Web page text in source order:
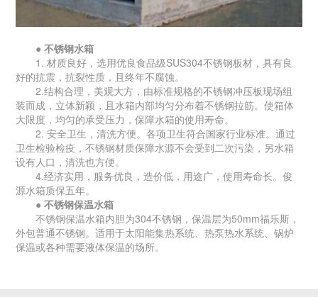
● 不锈钢水箱
1. 材质良好，选用优良食品级SUS304不锈钢板材，具有良
好的抗震，抗裂性质，且终年不腐蚀。
2.结构合理，美观大方，由标准规格的不锈钢冲压板现场组
装而成，立体新颖，且水箱内部均匀分布着不锈钢拉筋。使箱体
大限度，均匀的承受压力，保障水箱的使用寿命。
2. 安全卫生，清洗方便。各项卫生符合国家行业标准。通过
卫生检验检疫，不锈钢材质保障水源不会受到二次污染，另水箱
设有人口，清洗也方便。
4.经济实用，服务优良，造价低，用途广，使用寿命长。俊
源水箱质保五年。
● 不锈钢保温水箱
不锈钢保温水箱内胆为304不锈钢，保温层为50mm福乐斯，
外包普通不锈钢。适用于太阳能集热系统、热泵热水系统、锅炉
保温或各种需要液体保温的场所。